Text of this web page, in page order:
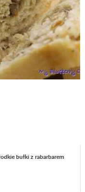
bułki z rabarbarem